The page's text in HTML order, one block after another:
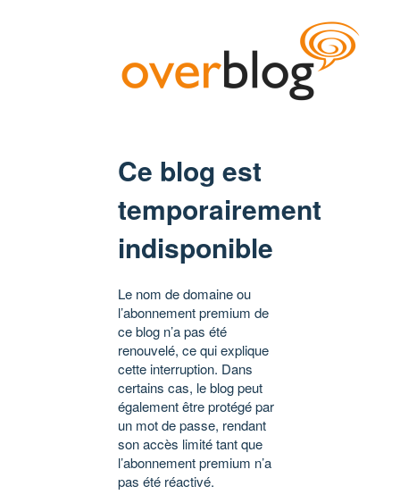
Ce blog est
temporairement
indisponible
Le nom de domaine ou
l’abonnement premium de
ce blog n’a pas été
renouvelé, ce qui explique
cette interruption. Dans
certains cas, le blog peut
également être protégé par
un mot de passe, rendant
son accès limité tant que
l’abonnement premium n’a
pas été réactivé.